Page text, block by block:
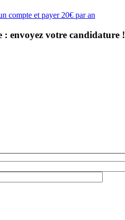
compte et payer 20€ par an
: envoyez votre candidature !